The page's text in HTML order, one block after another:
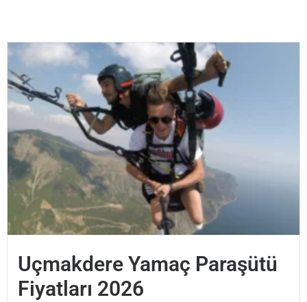
Uçmakdere Yamaç Paraşütü
Fiyatları 2026